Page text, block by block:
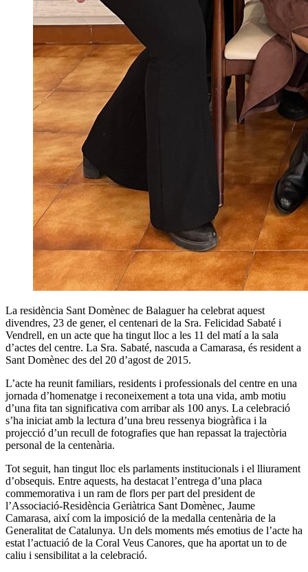
La residència Sant Domènec de Balaguer ha celebrat aquest
divendres, 23 de gener, el centenari de la Sra. Felicidad Sabaté i
Vendrell, en un acte que ha tingut lloc a les 11 del matí a la sala
d’actes del centre. La Sra. Sabaté, nascuda a Camarasa, és resident a
Sant Domènec des del 20 d’agost de 2015.
L’acte ha reunit familiars, residents i professionals del centre en una
jornada d’homenatge i reconeixement a tota una vida, amb motiu
d’una fita tan significativa com arribar als 100 anys. La celebració
s’ha iniciat amb la lectura d’una breu ressenya biogràfica i la
projecció d’un recull de fotografies que han repassat la trajectòria
personal de la centenària.
Tot seguit, han tingut lloc els parlaments institucionals i el lliurament
d’obsequis. Entre aquests, ha destacat l’entrega d’una placa
commemorativa i un ram de flors per part del president de
l’Associació-Residència Geriàtrica Sant Domènec, Jaume
Camarasa, així com la imposició de la medalla centenària de la
Generalitat de Catalunya. Un dels moments més emotius de l’acte ha
estat l’actuació de la Coral Veus Canores, que ha aportat un to de
caliu i sensibilitat a la celebració.